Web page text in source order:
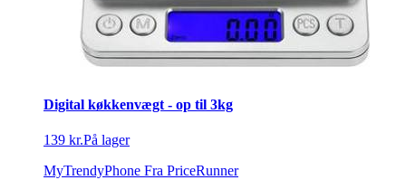
Digital køkkenvægt - op til 3kg
139 kr.På lager
MyTrendyPhone Fra PriceRunner